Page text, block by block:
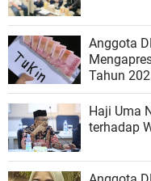
Anggota
Tahun
Haji Uma
terhadap